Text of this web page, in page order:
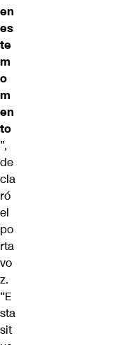
en
es
te
m
o
m
en
to
”,
de
cla
ró
el
po
rta
vo
z.
“E
sta
sit